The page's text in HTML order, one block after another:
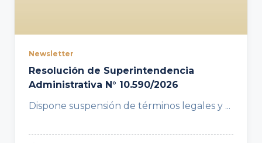
Newsletter
Resolución de Superintendencia
Administrativa N° 10.590/2026
Dispone suspensión de términos legales y ...